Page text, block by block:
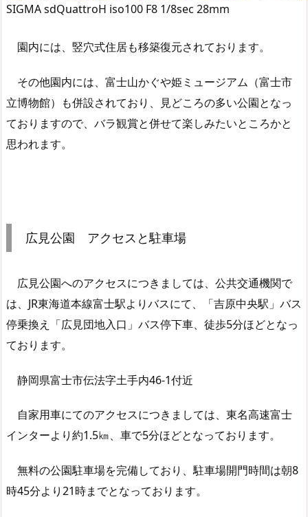
SIGMA sdQuattroH iso100 F8 1/8sec 28mm
園内には、竪穴式住居も移築復元されております。
その他園内には、富士山かぐや姫ミュージアム（富士市
立博物館）も併設されており、見どころの多い公園となっ
ておりますので、バラ観賞と併せて楽しみたいところかと
思われます。
広見公園 アクセスと駐車場
広見公園へのアクセスにつきましては、公共交通機関で
は、JR東海道本線富士駅よりバスにて、「吉原中央駅」バス
停乗換え「広見団地入口」バス停下車、徒歩5分ほどとなっ
ております。
静岡県富士市伝法字土手内46-1付近
自家用車にてのアクセスにつきましては、東名高速富士
インターより約1.5㎞、車で5分ほどとなっております。
無料の公園駐車場を完備しており、駐車場開門時間は朝8
時45分より21時までとなっております。